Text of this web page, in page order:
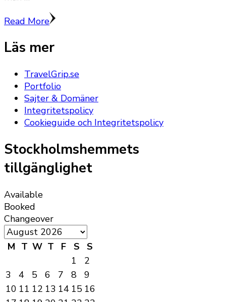
Read More
Läs mer
TravelGrip.se
Portfolio
Sajter & Domäner
Integritetspolicy
Cookieguide och Integritetspolicy
Stockholmshemmets
tillgänglighet
Available
Booked
Changeover
M T W T F S
S
1
2
3
4 5 6 7 8
9
10 11 12 13 14 15 16